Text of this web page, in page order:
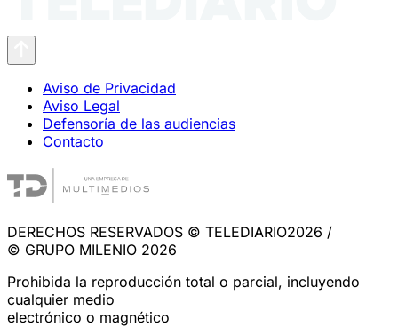
Aviso de Privacidad
Aviso Legal
Defensoría de las audiencias
Contacto
DERECHOS RESERVADOS © TELEDIARIO2026 /
© GRUPO MILENIO 2026
Prohibida la reproducción total o parcial, incluyendo
cualquier medio
electrónico o magnético